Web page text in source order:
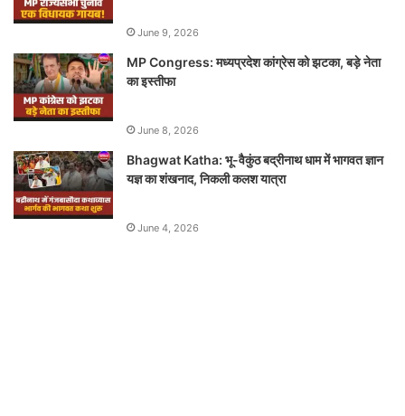
June 9, 2026
MP Congress: मध्यप्रदेश कांग्रेस को झटका, बड़े नेता
का इस्तीफा
June 8, 2026
Bhagwat Katha: भू-वैकुंठ बद्रीनाथ धाम में भागवत ज्ञान
यज्ञ का शंखनाद, निकली कलश यात्रा
June 4, 2026